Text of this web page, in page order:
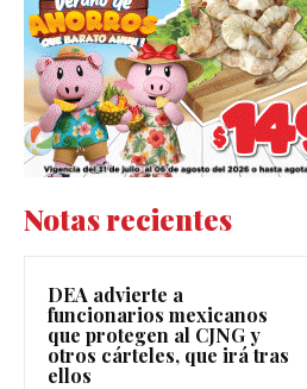
Notas recientes
DEA advierte a
funcionarios mexicanos
que protegen al CJNG y
otros cárteles, que irá tras
ellos